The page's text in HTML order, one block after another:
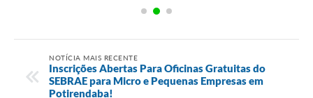
NOTÍCIA MAIS RECENTE
Inscrições Abertas Para Oficinas Gratuitas do
SEBRAE para Micro e Pequenas Empresas em
Potirendaba!